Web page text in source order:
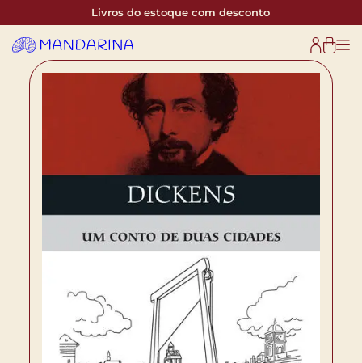
Livros do estoque com desconto